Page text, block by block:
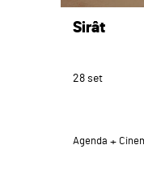
Sirât
28 set
Agenda